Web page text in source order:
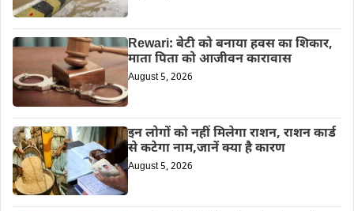
Rewari: बेटी को बनाया हवस का शिकार,
माता पिता को आजीवन कारावास
August 5, 2026
इन लोगों को नहीं मिलेगा राशन, राशन कार्ड
से कटेगा नाम,जानें क्या है कारण
August 5, 2026